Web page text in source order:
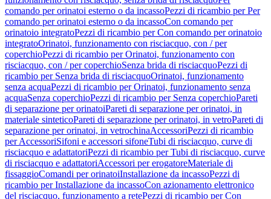
comando per orinatoi esterno o da incassoPezzi di ricambio per Per
comando per orinatoi esterno o da incassoCon comando per
orinatoio integratoPezzi di ricambio per Con comando per orinatoio
integratoOrinatoi, funzionamento con risciacquo, con / per
coperchioPezzi di ricambio per Orinatoi, funzionamento con
risciacquo, con / per coperchioSenza brida di risciacquoPezzi di
ricambio per Senza brida di risciacquoOrinatoi, funzionamento
senza acquaPezzi di ricambio per Orinatoi, funzionamento senza
acquaSenza coperchioPezzi di ricambio per Senza coperchioPareti
di separazione per orinatoiPareti di separazione per orinatoi, in
materiale sinteticoPareti di separazione per orinatoi, in vetroPareti di
separazione per orinatoi, in vetrochinaAccessoriPezzi di ricambio
per AccessoriSifoni e accessori sifoneTubi di risciacquo, curve di
risciacquo e adattatoriPezzi di ricambio per Tubi di risciacquo, curve
di risciacquo e adattatoriAccessori per erogatoreMateriale di
fissaggioComandi per orinatoiInstallazione da incassoPezzi di
ricambio per Installazione da incassoCon azionamento elettronico
del risciacquo, funzionamento a retePezzi di ricambio per Con